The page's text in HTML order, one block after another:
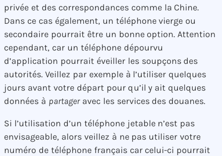
privée et des correspondances comme la Chine.
Dans ce cas également, un téléphone vierge ou
secondaire pourrait être un bonne option. Attention
cependant, car un téléphone dépourvu
d’application pourrait éveiller les soupçons des
autorités. Veillez par exemple à l’utiliser quelques
jours avant votre départ pour qu’il y ait quelques
données à partageravec les services des douanes.
Si l’utilisation d’un téléphone jetable n’est pas
envisageable, alors veillez à ne pas utiliser votre
numéro de téléphone français car celui-ci pourrait